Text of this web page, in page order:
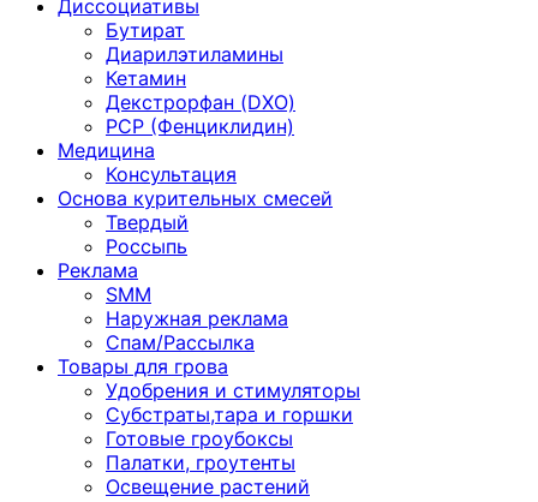
Диссоциативы
Бутират
Диарилэтиламины
Кетамин
Декстрорфан (DXO)
PCP (Фенциклидин)
Медицина
Консультация
Основа курительных смесей
Твердый
Россыпь
Реклама
SMM
Наружная реклама
Спам/Рассылка
Товары для грова
Удобрения и стимуляторы
Субстраты,тара и горшки
Готовые гроубоксы
Палатки, гроутенты
Освещение растений